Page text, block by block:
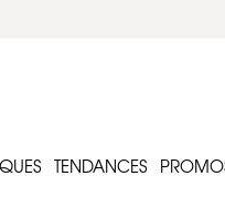
TENDANCES